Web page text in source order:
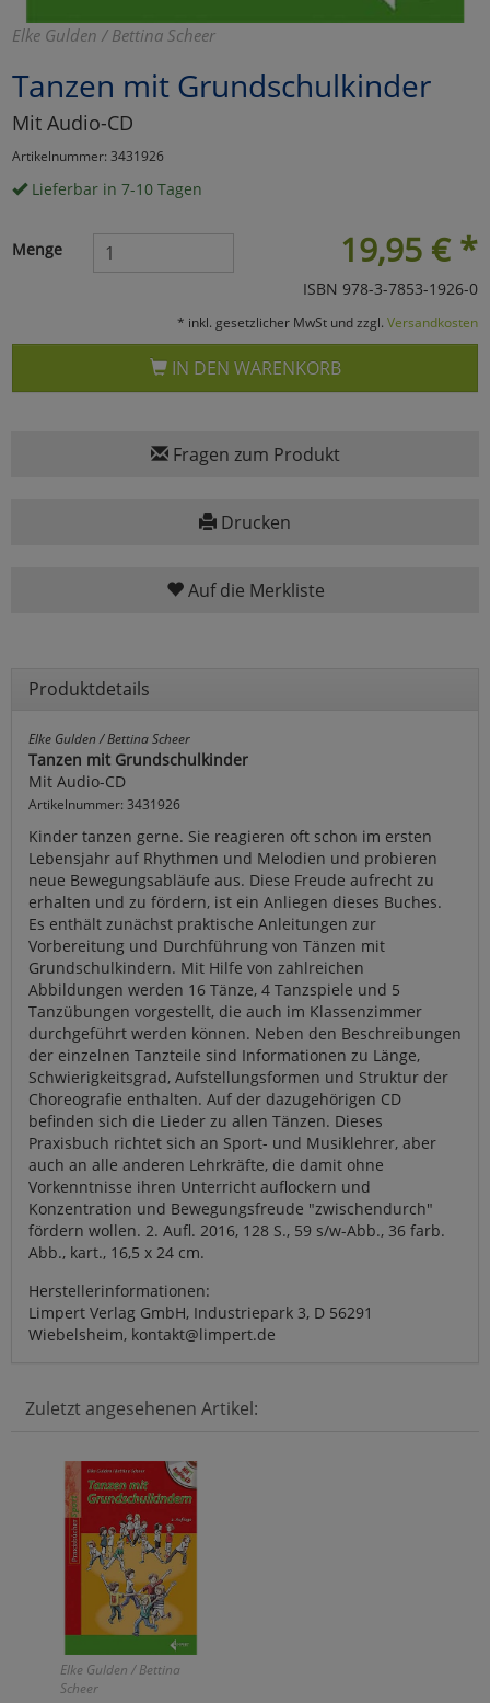
Elke Gulden / Bettina Scheer
Tanzen mit Grundschulkinder
Mit Audio-CD
Artikelnummer: 3431926
Lieferbar in 7-10 Tagen
19,95 € *
Menge
ISBN 978-3-7853-1926-0
* inkl. gesetzlicher MwSt und zzgl. Versandkosten
IN DEN WARENKORB
Fragen zum Produkt
Drucken
Auf die Merkliste
Produktdetails
Elke Gulden / Bettina Scheer
Tanzen mit Grundschulkinder
Mit Audio-CD
Artikelnummer: 3431926
Kinder tanzen gerne. Sie reagieren oft schon im ersten
Lebensjahr auf Rhythmen und Melodien und probieren
neue Bewegungsabläufe aus. Diese Freude aufrecht zu
erhalten und zu fördern, ist ein Anliegen dieses Buches.
Es enthält zunächst praktische Anleitungen zur
Vorbereitung und Durchführung von Tänzen mit
Grundschulkindern. Mit Hilfe von zahlreichen
Abbildungen werden 16 Tänze, 4 Tanzspiele und 5
Tanzübungen vorgestellt, die auch im Klassenzimmer
durchgeführt werden können. Neben den Beschreibungen
der einzelnen Tanzteile sind Informationen zu Länge,
Schwierigkeitsgrad, Aufstellungsformen und Struktur der
Choreografie enthalten. Auf der dazugehörigen CD
befinden sich die Lieder zu allen Tänzen. Dieses
Praxisbuch richtet sich an Sport- und Musiklehrer, aber
auch an alle anderen Lehrkräfte, die damit ohne
Vorkenntnisse ihren Unterricht auflockern und
Konzentration und Bewegungsfreude "zwischendurch"
fördern wollen. 2. Aufl. 2016, 128 S., 59 s/w-Abb., 36 farb.
Abb., kart., 16,5 x 24 cm.
Herstellerinformationen:
Limpert Verlag GmbH, Industriepark 3, D 56291
Wiebelsheim, kontakt@limpert.de
Zuletzt angesehenen Artikel:
Elke Gulden / Bettina
Scheer
Marketing
Umfragetools
Cookies
Alle Akzeptieren
Cookies
Einstellungen speichern
zurück
zu Haupptseite